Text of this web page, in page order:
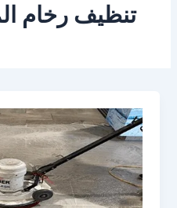
تنظيف رخام